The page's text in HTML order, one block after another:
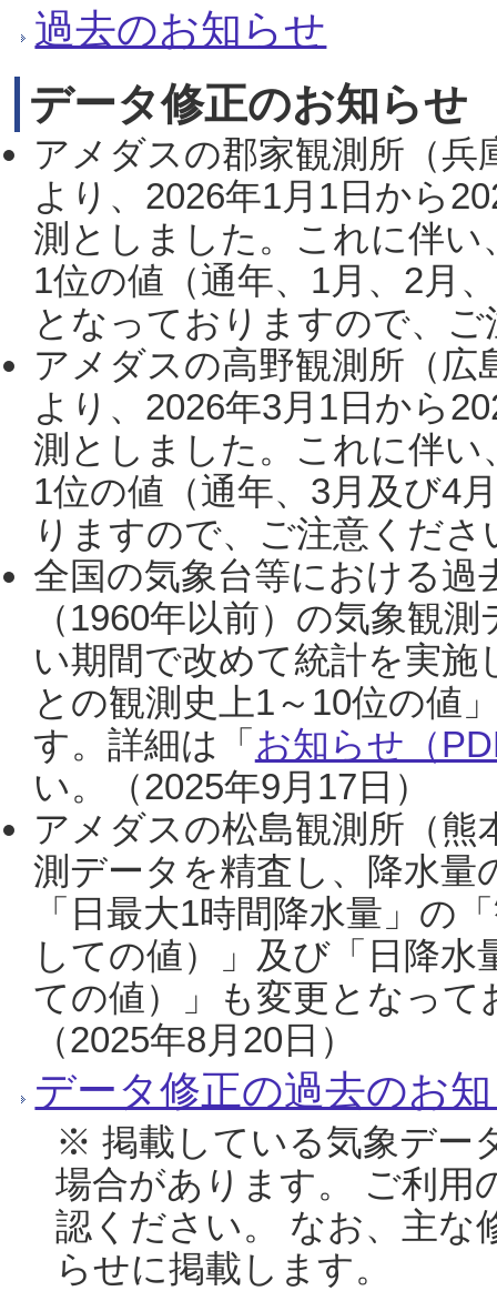
過去のお知らせ
データ修正のお知らせ
アメダスの郡家観測所（
より、2026年1月1日から
測としました。これに伴い
1位の値（通年、1月、2月
となっておりますので、
アメダスの高野観測所（
より、2026年3月1日から
測としました。これに伴い
1位の値（通年、3月及び4
りますので、ご注意くだ
全国の気象台等における過
（1960年以前）の気象観
い期間で改めて統計を実
との観測史上1～10位の値
す。詳細は「 お知らせ（
い。（2025年9月17日）
アメダスの松島観測所（熊
測データを精査し、降水
「日最大1時間降水量」の
しての値）」及び「日降
ての値）」も変更となっ
（2025年8月20日）
データ修正の過去のお
※ 掲載している気象デー
場合があります。 ご利用
認ください。 なお、主な
らせに掲載します。